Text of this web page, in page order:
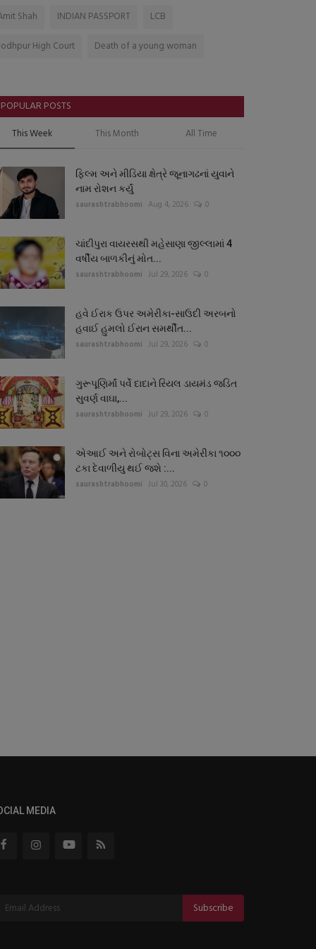
Shah
INDIAN PASSPORT
LCB
High Court
Death of a young woman
POPULAR POSTS
This Week This Month All Time
ફિલ્મ અને મીડિયા ક્ષેત્રે જૂનાગઢનાં યુવાને
નામ રોશન કર્યું
saurashtrabhoomi Aug 4, 2026 0
ચાંદીપુરા વાયરસથી મહેસાણા જીલ્લામાં 4
વર્ષીય બાળકીનું મોત...
saurashtrabhoomi Jul 29, 2026 0
હવે ઈરાક ઉપર અમેરીકા-સાઉદી અરબનો
હવાઈ હુમલો ઈરાન સમર્થીત...
saurashtrabhoomi Jul 29, 2026 0
ગુરૂપૂણિર્માં પર્વે દાદાને રિયલ ડાયમંડ જડિત
સુવર્ણ વાઘા,...
saurashtrabhoomi Jul 29, 2026 0
એઆઈ અને રોબોટ્સ વિના અમેરીકા ૧૦૦૦
ટકા દેવાળીયુ થઈ જશે :...
saurashtrabhoomi Jul 30, 2026 0
MEDIA
Subscribe